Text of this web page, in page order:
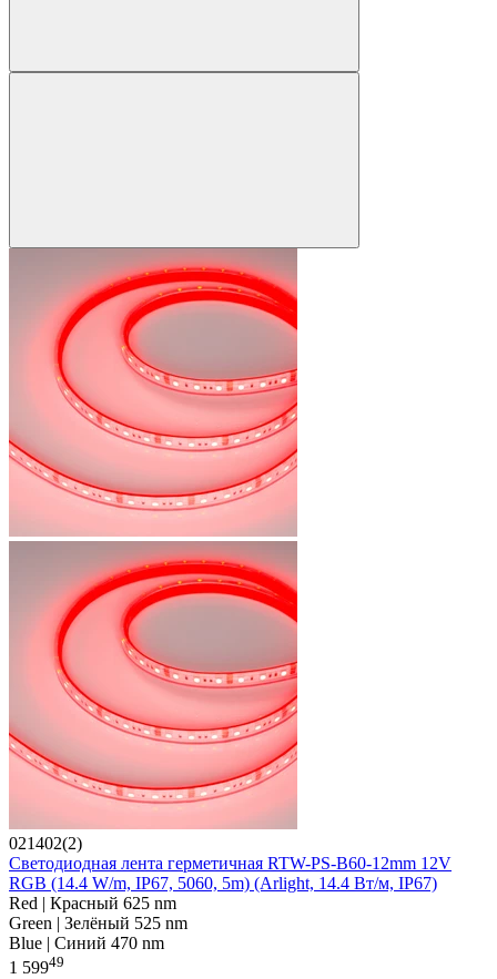
021402(2)
Светодиодная лента герметичная RTW-PS-B60-12mm 12V
RGB (14.4 W/m, IP67, 5060, 5m) (Arlight, 14.4 Вт/м, IP67)
Red | Красный 625 nm
Green | Зелёный 525 nm
Blue | Синий 470 nm
1 59949